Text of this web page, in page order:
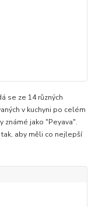
se ze 14 různých
v kuchyni po celém
známé jako "Peyava".
aby měli co nejlepší